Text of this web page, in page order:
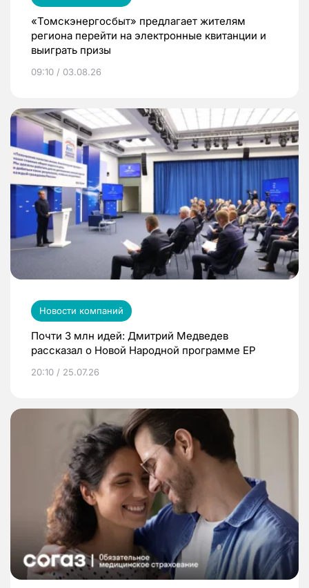
«Томскэнергосбыт» предлагает жителям
региона перейти на электронные квитанции и
выиграть призы
09:10 / 03.08.26
Новости компаний
Почти 3 млн идей: Дмитрий Медведев
рассказал о Новой Народной программе ЕР
20:10 / 25.07.26